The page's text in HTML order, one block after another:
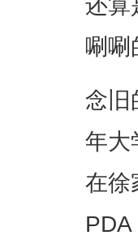
还算
唰唰
念旧
年大
在徐